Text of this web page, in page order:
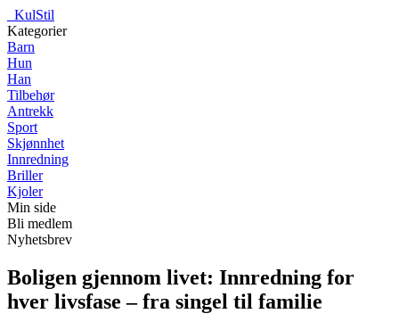
KulStil
Kategorier
Barn
Hun
Han
Tilbehør
Antrekk
Sport
Skjønnhet
Innredning
Briller
Kjoler
Min side
Bli medlem
Nyhetsbrev
Boligen gjennom livet: Innredning for
hver livsfase – fra singel til familie